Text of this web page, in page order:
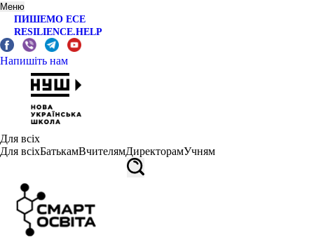
Меню
ПИШЕМО ЕСЕ
RESILIENCE.HELP
Напишіть нам
Для всіх
Для всіхБатькамВчителямДиректорамУчням